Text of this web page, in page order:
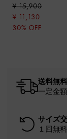
ム
¥ 15,900
¥ 11,130
30% OFF
送料無料
一定金
サイズ
１回無料